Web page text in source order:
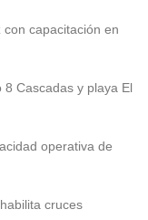
capacitación en
Cascadas y playa El
operativa de
cruces